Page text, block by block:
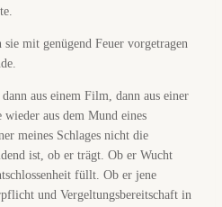
mit genügend Feuer vorgetragen
aus einem Film, dann aus einer
aus dem Mund eines
meines Schlages nicht die
ist, ob er trägt. Ob er Wucht
füllt. Ob er jene
und Vergeltungsbereitschaft in